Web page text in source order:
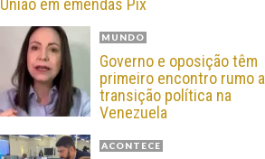
União em emendas Pix
MUNDO
Governo e oposição têm
primeiro encontro rumo a
transição política na
Venezuela
ACONTECE